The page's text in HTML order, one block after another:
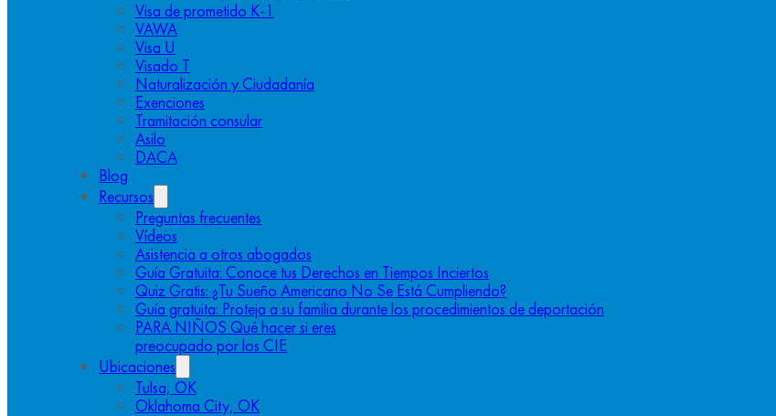
Visa de prometido K-1
VAWA
Visa U
Visado T
Naturalización y Ciudadanía
Exenciones
Tramitación consular
Asilo
DACA
Blog
Recursos
Preguntas frecuentes
Vídeos
Asistencia a otros abogados
Guía Gratuita: Conoce tus Derechos en Tiempos Inciertos
Quiz Gratis: ¿Tu Sueño Americano No Se Está Cumpliendo?
Guía gratuita: Proteja a su familia durante los procedimientos de deportación
PARA NIÑOS Qué hacer si eres
preocupado por los CIE
Ubicaciones
Tulsa, OK
Oklahoma City, OK